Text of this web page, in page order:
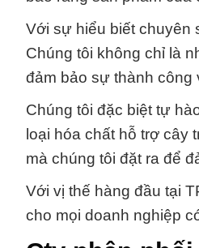
Với sự hiểu biết chuyên
Chúng tôi không chỉ là
đảm bảo sự thành công
Chúng tôi đặc biệt tự
loại hóa chất hỗ trợ cây
mà chúng tôi đặt ra để
Với vị thế hàng đầu tại
cho mọi doanh nghiệp